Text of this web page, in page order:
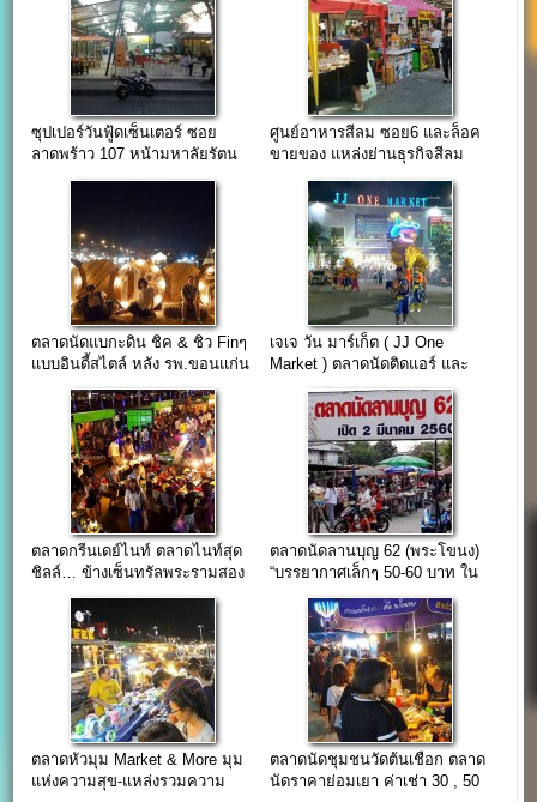
ซุปเปอร์วันฟู้ดเซ็นเตอร์ ซอย
ลาดพร้าว 107 หน้ามหาลัยรัตน
ศูนย์อาหารสีลม ซอย6 และล็อค
ขายของ แหล่งย่านธุรกิจสีลม
ตลาดนัดแบกะดิน ชิค & ชิว Finๆ
แบบอินดี้สไตล์ หลัง รพ.ขอนแก่น
เจเจ วัน มาร์เก็ต ( JJ One
Market ) ตลาดนัดติดแอร์ และ
ตลาดนัดหน้าห้าง ย่านเพชรเกษม
ตลาดกรีนเดย์ไนท์ ตลาดไนท์สุด
ชิลล์… ข้างเซ็นทรัลพระรามสอง
ตลาดนัดลานบุญ 62 (พระโขนง)
“บรรยากาศเล็กๆ 50-60 บาท ใน
ซอยสุขุมวิท 62”
ตลาดหัวมุม Market & More มุม
แห่งความสุข-แหล่งรวมความ
ตลาดนัดชุมชนวัดต้นเชือก ตลาด
นัดราคาย่อมเยา ค่าเช่า 30 , 50